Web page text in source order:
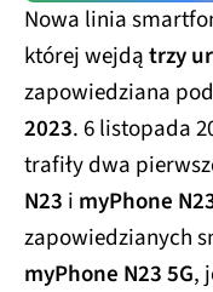
Nowa linia
której wejdątrzy
zapowiedziana
2023. 6 listopada
trafiły dwa
N23 i myPhone
zapowiedzianych
myPhone N23 5G,